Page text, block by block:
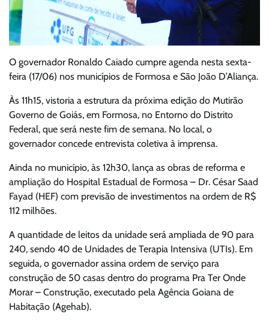
O governador Ronaldo Caiado cumpre agenda nesta sexta-
feira (17/06) nos municípios de Formosa e São João D’Aliança.
Às 11h15, vistoria a estrutura da próxima edição do Mutirão
Governo de Goiás, em Formosa, no Entorno do Distrito
Federal, que será neste fim de semana. No local, o
governador concede entrevista coletiva à imprensa.
Ainda no município, às 12h30, lança as obras de reforma e
ampliação do Hospital Estadual de Formosa – Dr. César Saad
Fayad (HEF) com previsão de investimentos na ordem de R$
112 milhões.
A quantidade de leitos da unidade será ampliada de 90 para
240, sendo 40 de Unidades de Terapia Intensiva (UTIs). Em
seguida, o governador assina ordem de serviço para
construção de 50 casas dentro do programa Pra Ter Onde
Morar – Construção, executado pela Agência Goiana de
Habitação (Agehab).